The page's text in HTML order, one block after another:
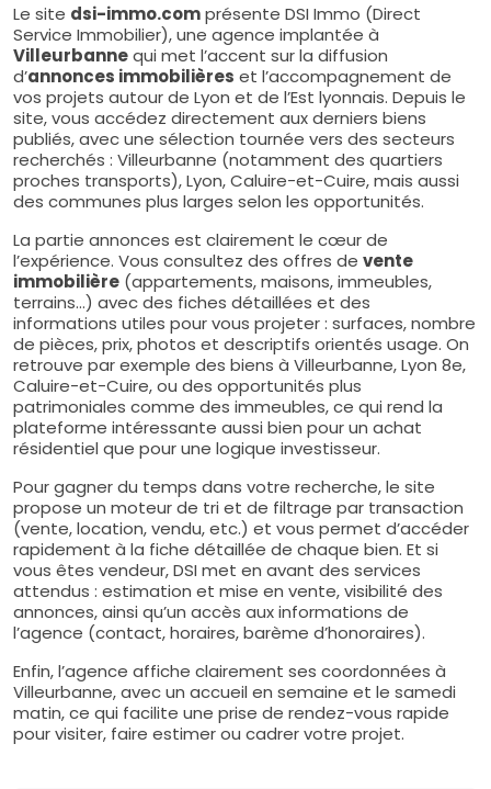
Le site dsi-immo.comprésente DSI Immo (Direct
Service Immobilier), une agence implantée à
Villeurbannequi met l’accent sur la diffusion
d’annonces immobilières et l’accompagnement de
vos projets autour de Lyon et de l’Est lyonnais. Depuis le
site, vous accédez directement aux derniers biens
publiés, avec une sélection tournée vers des secteurs
recherchés : Villeurbanne (notamment des quartiers
proches transports), Lyon, Caluire-et-Cuire, mais aussi
des communes plus larges selon les opportunités.
La partie annonces est clairement le cœur de
l’expérience. Vous consultez des offres de vente
immobilière (appartements, maisons, immeubles,
terrains…) avec des fiches détaillées et des
informations utiles pour vous projeter : surfaces, nombre
de pièces, prix, photos et descriptifs orientés usage. On
retrouve par exemple des biens à Villeurbanne, Lyon 8e,
Caluire-et-Cuire, ou des opportunités plus
patrimoniales comme des immeubles, ce qui rend la
plateforme intéressante aussi bien pour un achat
résidentiel que pour une logique investisseur.
Pour gagner du temps dans votre recherche, le site
propose un moteur de tri et de filtrage par transaction
(vente, location, vendu, etc.) et vous permet d’accéder
rapidement à la fiche détaillée de chaque bien. Et si
vous êtes vendeur, DSI met en avant des services
attendus : estimation et mise en vente, visibilité des
annonces, ainsi qu’un accès aux informations de
l’agence (contact, horaires, barème d’honoraires).
Enfin, l’agence affiche clairement ses coordonnées à
Villeurbanne, avec un accueil en semaine et le samedi
matin, ce qui facilite une prise de rendez-vous rapide
pour visiter, faire estimer ou cadrer votre projet.